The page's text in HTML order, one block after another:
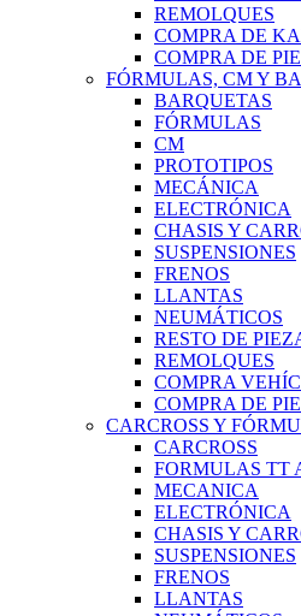
REMOLQUES
COMPRA DE
COMPRA DE
FÓRMULAS, CM Y
BARQUETAS
FÓRMULAS
CM
PROTOTIPOS
MECÁNICA
ELECTRÓNICA
CHASIS Y
SUSPENSIONES
FRENOS
LLANTAS
NEUMÁTICOS
RESTO DE
REMOLQUES
COMPRA
COMPRA DE
CARCROSS Y
CARCROSS
FORMULAS TT
MECANICA
ELECTRÓNICA
CHASIS Y
SUSPENSIONES
FRENOS
LLANTAS